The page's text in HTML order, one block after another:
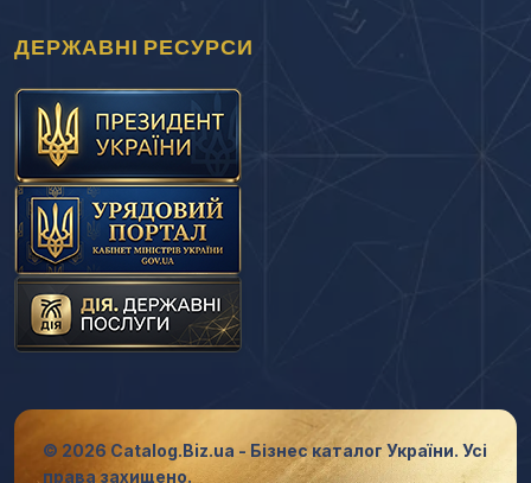
ДЕРЖАВНІ РЕСУРСИ
© 2026 Catalog.Biz.ua - Бізнес каталог України. Усі
права захищено.